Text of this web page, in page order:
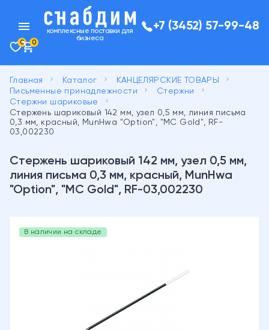
menu
комплексные поставки для
бизнеса
+7 (3452) 57-99-48
0 0
Главная keyboard_arrow_right Каталог keyboard_arrow_right КАНЦЕЛЯРСКИЕ ТОВАРЫ keyboard_arrow_right
Письменные принадлежности keyboard_arrow_right Стержни keyboard_arrow_right
Стержни шариковые keyboard_arrow_right
Стержень шариковый 142 мм, узел 0,5 мм, линия письма
0,3 мм, красный, MunHwa "Option", "MC Gоld", RF-
03,002230
Стержень шариковый 142 мм, узел 0,5 мм,
линия письма 0,3 мм, красный, MunHwa
"Option", "MC Gоld", RF-03,002230
В наличии на складе